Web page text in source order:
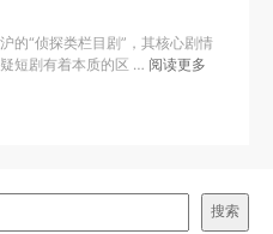
的“侦探类栏目剧”，其核心剧情
短剧有着本质的区 … 阅读更多
搜索